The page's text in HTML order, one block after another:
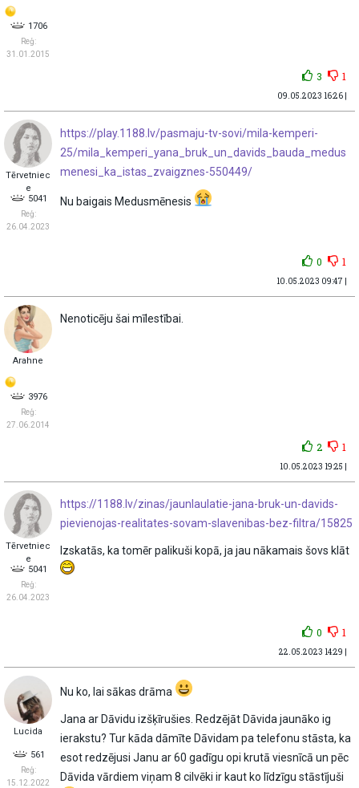
1706
Reģ:
31.01.2015
3 1
09.05.2023 16:26 |
Tērvetniec
e
5041
Reģ:
26.04.2023
https://play.1188.lv/pasmaju-tv-sovi/mila-kemperi-
25/mila_kemperi_yana_bruk_un_davids_bauda_medus
menesi_ka_istas_zvaigznes-550449/
Nu baigais Medusmēnesis
0 1
10.05.2023 09:47 |
Arahne
3976
Reģ:
27.06.2014
Nenoticēju šai mīlestībai.
2 1
10.05.2023 19:25 |
Tērvetniec
e
5041
Reģ:
26.04.2023
https://1188.lv/zinas/jaunlaulatie-jana-bruk-un-davids-
pievienojas-realitates-sovam-slavenibas-bez-filtra/15825
Izskatās, ka tomēr palikuši kopā, ja jau nākamais šovs klāt
0 1
22.05.2023 14:29 |
Lucida
561
Reģ:
15.12.2022
Nu ko, lai sākas drāma
Jana ar Dāvidu izšķīrušies. Redzējāt Dāvida jaunāko ig
ierakstu? Tur kāda dāmīte Dāvidam pa telefonu stāsta, ka
esot redzējusi Janu ar 60 gadīgu opi krutā viesnīcā un pēc
Dāvida vārdiem viņam 8 cilvēki ir kaut ko līdzīgu stāstījuši